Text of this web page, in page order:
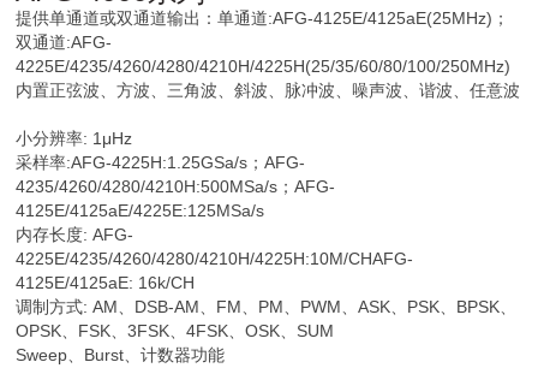
提供单通道或双通道输出：单通道:AFG-4125E/4125aE(25MHz)；
双通道:AFG-
4225E/4235/4260/4280/4210H/4225H(25/35/60/80/100/250MHz)
内置正弦波、方波、三角波、斜波、脉冲波、噪声波、谐波、任意波
小分辨率: 1μHz
采样率:AFG-4225H:1.25GSa/s；AFG-
4235/4260/4280/4210H:500MSa/s；AFG-
4125E/4125aE/4225E:125MSa/s
内存长度: AFG-
4225E/4235/4260/4280/4210H/4225H:10M/CHAFG-
4125E/4125aE: 16k/CH
调制方式: AM、DSB-AM、FM、PM、PWM、ASK、PSK、BPSK、
OPSK、FSK、3FSK、4FSK、OSK、SUM
Sweep、Burst、计数器功能